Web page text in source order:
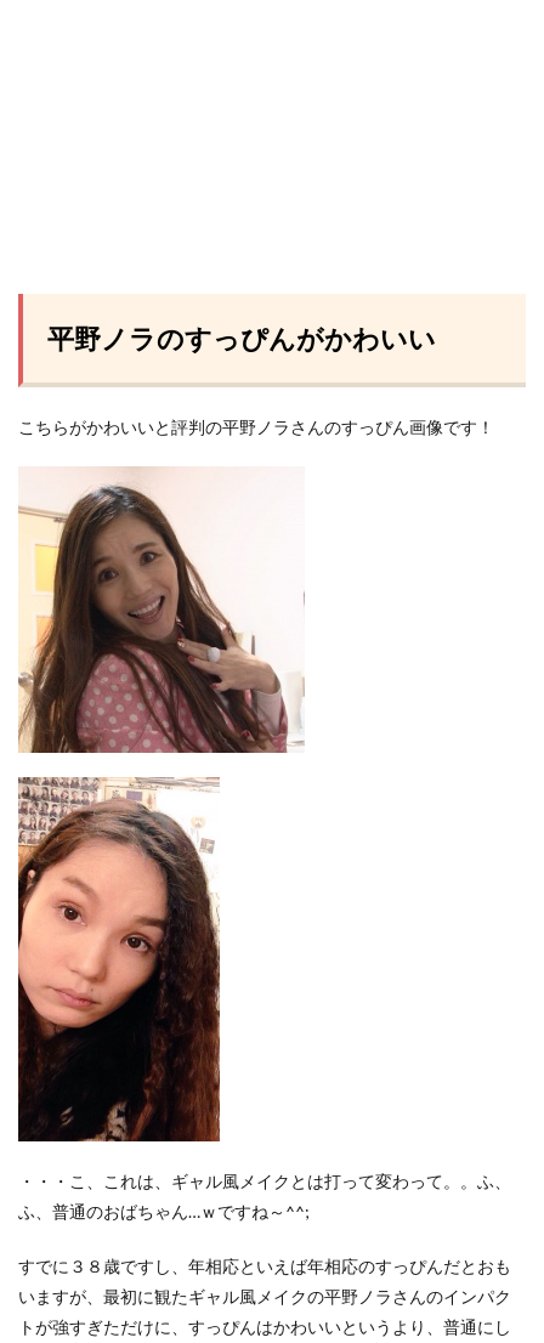
平野ノラのすっぴんがかわいい
こちらがかわいいと評判の平野ノラさんのすっぴん画像です！
・・・こ、これは、ギャル風メイクとは打って変わって。。ふ、
ふ、普通のおばちゃん…ｗですね～^^;
すでに３８歳ですし、年相応といえば年相応のすっぴんだとおも
いますが、最初に観たギャル風メイクの平野ノラさんのインパク
トが強すぎただけに、すっぴんはかわいいというより、普通にし